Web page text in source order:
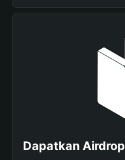
Dapatkan Airdrop